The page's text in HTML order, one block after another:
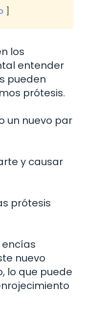
los
entender
pueden
prótesis.
un nuevo par
y causar
prótesis
nuevo
lo que puede